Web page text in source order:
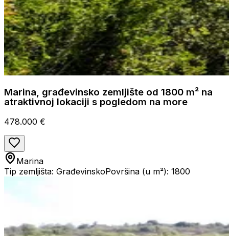
Marina, građevinsko zemljište od 1800 m² na
atraktivnoj lokaciji s pogledom na more
478.000 €
Marina
Tip zemljišta: GrađevinskoPovršina (u m²): 1800